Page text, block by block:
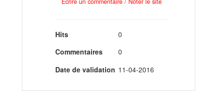
Hits
0
Commentaires
0
Date de validation 11-04-2016